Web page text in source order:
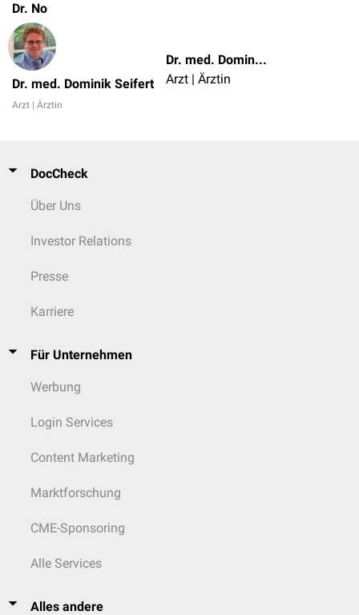
Dr. No
Dr. med. Dominik Seifert
Arzt | Ärztin
Dr. med. Dominik Seifert
Arzt | Ärztin
DocCheck
Über Uns
Investor Relations
Presse
Karriere
Für Unternehmen
Werbung
Login Services
Content Marketing
Marktforschung
CME-Sponsoring
Alle Services
Alles andere